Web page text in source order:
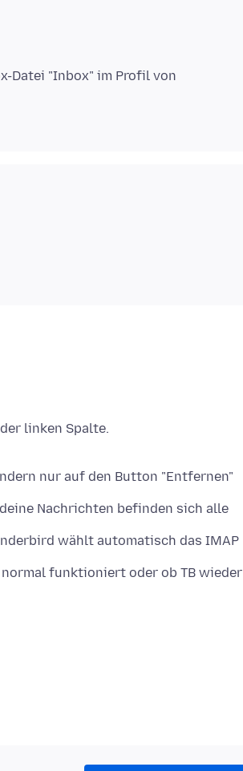
Datei "Inbox" im Profil von
linken Spalte.
nur auf den Button "Entfernen"
Nachrichten befinden sich alle
wählt automatisch das IMAP
funktioniert oder ob TB wieder